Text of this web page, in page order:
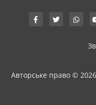
Авторське право ©